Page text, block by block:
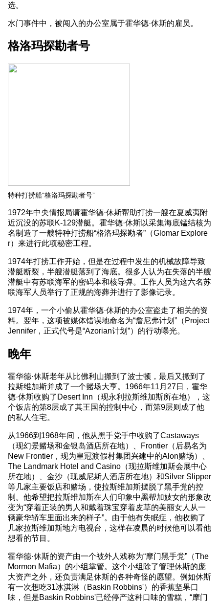
选。
水门事件中，被闯入的办公室属于霍华德·休斯的雇员。
格洛玛探勘者号
特种打捞船“格洛玛探勘者号”
1972年中央情报局请霍华德·休斯帮助打捞一艘在夏威夷附
近沉没的苏联K-129潜艇。霍华德·休斯以采集海底锰结核为
名制造了一艘特种打捞船“格洛玛探勘者”（Glomar Explore
r）来进行此项秘密工程。
1974年打捞工作开始，但是在过程中发生的机械故障导致
潜艇断裂，半艘潜艇落到了海底。很多人认为在失落的半艘
潜艇中有苏联海军的密码本和核导弹。工作人员为这六名苏
联海军人员举行了正规的海葬并进行了影像记录。
1974年，一个小偷从霍华德·休斯的办公室盗走了相关的资
料。翌年，这项被媒体错误地命名为“詹尼弗计划”（Project
Jennifer，正式代号是“Azorian计划”）的行动曝光。
晚年
霍华德·休斯老年从比佛利山搬到了波士顿，最后又搬到了
拉斯维加斯并成了一个赌场大亨。1966年11月27日，霍华
德·休斯收购了Desert Inn（现永利拉斯维加斯所在地），这
个饭店的第8层成了其王国的控制中心，而第9层则成了他
的私人住宅。
从1966到1968年间，他从黑手党手中收购了Castaways
（现幻景赌场和金银岛酒店所在地）、Frontier（后易名为
New Frontier，现为皇冠渡假村集团兴建中的Alon赌场）、
The Landmark Hotel and Casino（现拉斯维加斯会展中心
所在地）、金沙（现威尼斯人酒店所在地）和Silver Slipper
等几家主要饭店和赌场，使拉斯维加斯摆脱了黑手党的控
制。他希望把拉斯维加斯在人们印象中黑帮加妓女的形象改
变为“穿着正装的男人和戴着珠宝穿着皮草的美丽女人从一
辆豪华轿车里面出来的样子”。由于他有失眠症，他收购了
几家拉斯维加斯地方电视台，这样在凌晨的时候他可以看他
想看的节目。
霍华德·休斯的资产由一个被外人戏称为“摩门黑手党”（The
Mormon Mafia）的小组掌管。这个小组除了管理休斯的庞
大资产之外，还负责满足休斯的各种奇怪的愿望。例如休斯
有一次想吃31冰淇淋（Baskin Robbins'）的香蕉坚果口
味，但是Baskin Robbins'已经停产这种口味的雪糕，“摩门